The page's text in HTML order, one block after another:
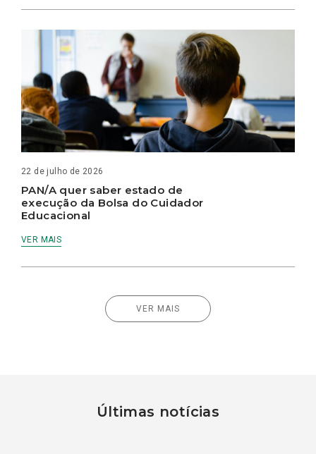
22 de julho de 2026
PAN/A quer saber estado de
execução da Bolsa do Cuidador
Educacional
VER MAIS
VER MAIS
Últimas notícias